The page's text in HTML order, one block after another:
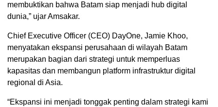
membuktikan bahwa Batam siap menjadi hub digital
dunia,” ujar Amsakar.
Chief Executive Officer (CEO) DayOne, Jamie Khoo,
menyatakan ekspansi perusahaan di wilayah Batam
merupakan bagian dari strategi untuk memperluas
kapasitas dan membangun platform infrastruktur digital
regional di Asia.
“Ekspansi ini menjadi tonggak penting dalam strategi kami